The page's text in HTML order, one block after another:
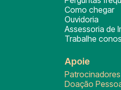
Como chegar
Ouvidoria
Assessoria de
Trabalhe
Apoie
Doação